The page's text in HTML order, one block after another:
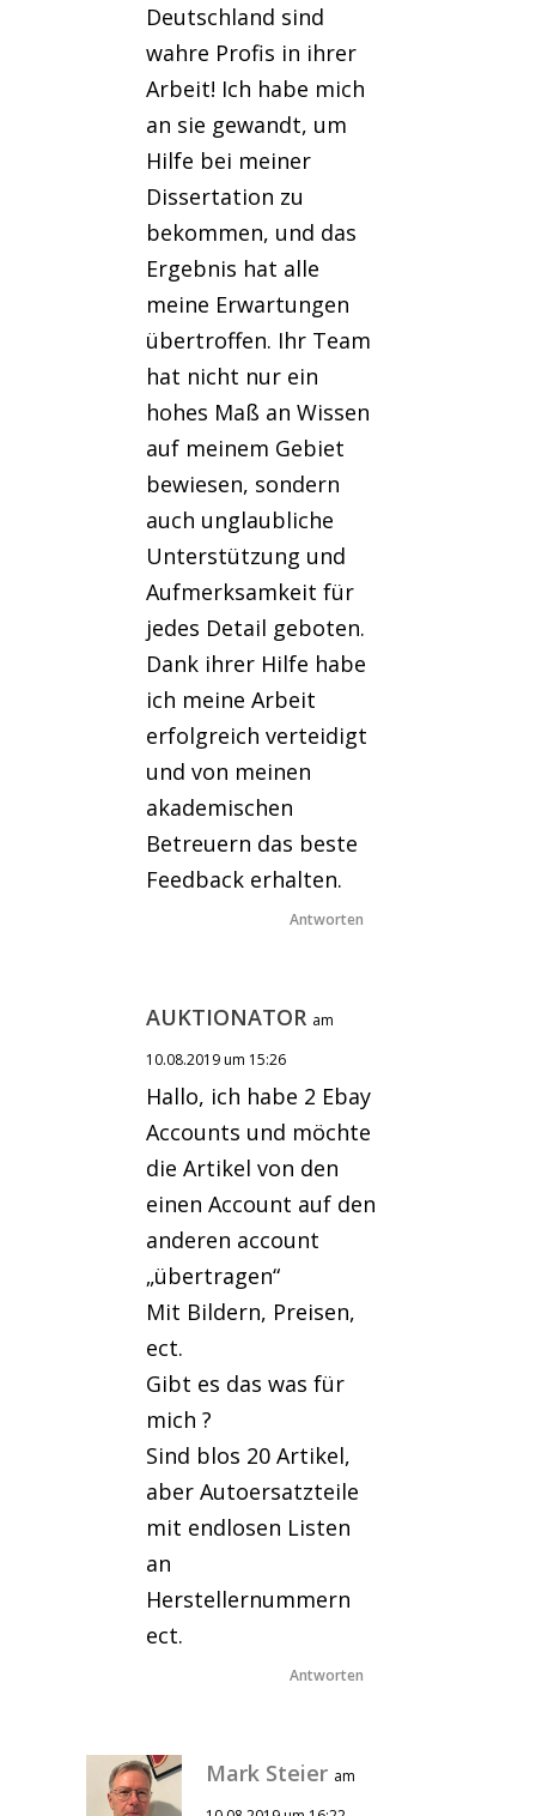
Deutschland sind
wahre Profis in ihrer
Arbeit! Ich habe mich
an sie gewandt, um
Hilfe bei meiner
Dissertation zu
bekommen, und das
Ergebnis hat alle
meine Erwartungen
übertroffen. Ihr Team
hat nicht nur ein
hohes Maß an Wissen
auf meinem Gebiet
bewiesen, sondern
auch unglaubliche
Unterstützung und
Aufmerksamkeit für
jedes Detail geboten.
Dank ihrer Hilfe habe
ich meine Arbeit
erfolgreich verteidigt
und von meinen
akademischen
Betreuern das beste
Feedback erhalten.
Antworten
AUKTIONATOR am
10.08.2019 um 15:26
Hallo, ich habe 2 Ebay
Accounts und möchte
die Artikel von den
einen Account auf den
anderen account
„übertragen“
Mit Bildern, Preisen,
ect.
Gibt es das was für
mich ?
Sind blos 20 Artikel,
aber Autoersatzteile
mit endlosen Listen
an
Herstellernummern
ect.
Antworten
Mark Steier am